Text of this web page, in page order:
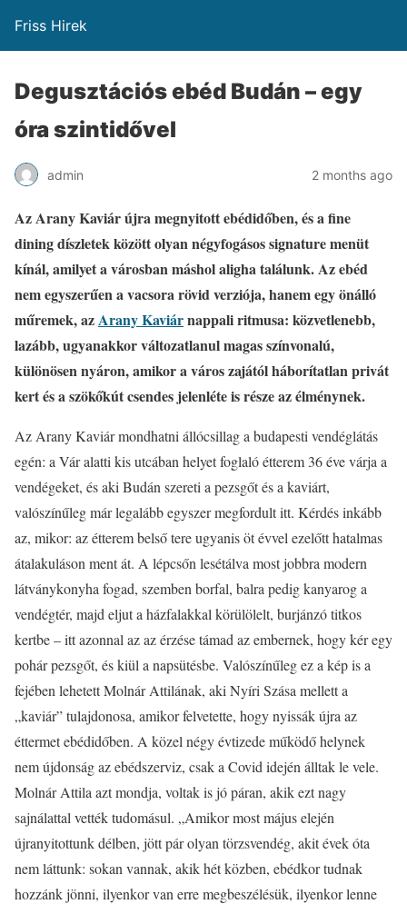
Friss Hirek
Degusztációs ebéd Budán – egy
óra szintidővel
admin 2 months ago
Az Arany Kaviár újra megnyitott ebédidőben, és a fine
dining díszletek között olyan négyfogásos signature menüt
kínál, amilyet a városban máshol aligha találunk. Az ebéd
nem egyszerűen a vacsora rövid verziója, hanem egy önálló
műremek, azArany Kaviárnappali ritmusa: közvetlenebb,
lazább, ugyanakkor változatlanul magas színvonalú,
különösen nyáron, amikor a város zajától háborítatlan privát
kert és a szökőkút csendes jelenléte is része az élménynek.
Az Arany Kaviár mondhatni állócsillag a budapesti vendéglátás
egén: a Vár alatti kis utcában helyet foglaló étterem 36 éve várja a
vendégeket, és aki Budán szereti a pezsgőt és a kaviárt,
valószínűleg már legalább egyszer megfordult itt. Kérdés inkább
az, mikor: az étterem belső tere ugyanis öt évvel ezelőtt hatalmas
átalakuláson ment át. A lépcsőn lesétálva most jobbra modern
látványkonyha fogad, szemben borfal, balra pedig kanyarog a
vendégtér, majd eljut a házfalakkal körülölelt, burjánzó titkos
kertbe – itt azonnal az az érzése támad az embernek, hogy kér egy
pohár pezsgőt, és kiül a napsütésbe. Valószínűleg ez a kép is a
fejében lehetett Molnár Attilának, aki Nyíri Szása mellett a
„kaviár” tulajdonosa, amikor felvetette, hogy nyissák újra az
éttermet ebédidőben. A közel négy évtizede működő helynek
nem újdonság az ebédszerviz, csak a Covid idején álltak le vele.
Molnár Attila azt mondja, voltak is jó páran, akik ezt nagy
sajnálattal vették tudomásul. „Amikor most május elején
újranyitottunk délben, jött pár olyan törzsvendég, akit évek óta
nem láttunk: sokan vannak, akik hét közben, ebédkor tudnak
hozzánk jönni, ilyenkor van erre megbeszélésük, ilyenkor lenne